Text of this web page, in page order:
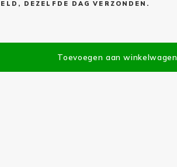
DEZELFDE DAG VERZONDEN.
Toevoegen aan winkelwagen